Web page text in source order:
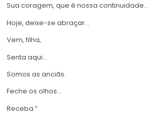
Sua coragem, que é nossa continuidade…
Hoje, deixe-se abraçar…
Vem, filha,
Senta aqui…
Somos as anciãs.
Feche os olhos…
Receba.”